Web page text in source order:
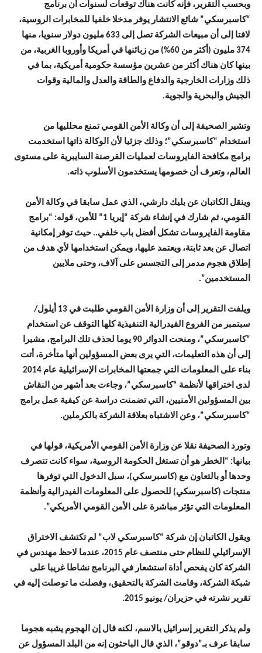
وبحسب التقرير، فإنه كانت هناك توقعات لسنوات أن برنامج
“كاسبرسكي” شائع الانتشار يوفر مدخلا خلفيا للمخابرات الروسية،
لافتا إلى أن مبيعات الشركة تصل إلى 633 مليون دولار سنويا، منها
374 مليون (أكثر من 60%) من زبائنها في أمريكا وأوروبا الغربية، من
بينها كان هناك أكثر من عشرين مؤسسة حكومية أمريكية، بما في
ذلك وزارات الخارجية والدفاع والطاقة والعدل والمالية وقوات
الجيش والبحرية والجوية.
وتشير الصحيفة إلى أن وكالة الأمن القومي تمنع محلليها من
استخدام “كاسبرسكي”؛ وذلك جزئيا لأن الوكالة ذاتها استخدمت
برامج مكافحة الفايروسات لعمليات القرصنة السايبرية على مستوى
العالم، وتعرف أن خصومها يستخدمون الأسلوب ذاته.
وينقل الكاتبان عن بليك دارشي، الذي عمل سابقا في وكالة الأمن
القومي، ثم شارك في إنشاء شركة “إيريا 1” للأمن، قوله: “برامج
مقاومة الفايروسات تشكل أفضل باب خلفي.. حيث توفر إمكانية
اتصال عن بعد ثابتة، ويعتمد عليها، ويمكن استخدامها لأي هدف من
إطلاق هجوم مدمر إلى التجسس على آلاف، وحتى ملايين
المستخدمين”.
ويلفت التقرير إلى أن وزارة الأمن القومي طلبت في 13 أيلول/
سبتمبر من الفروع الفيدرالية التنفيذية كلها التوقف عن استخدام
“كاسبرسكي”، ومنحت الدوائر 90 يوما لحذف تلك البرامج، مشيرا
إلى أن هذه التعليمات، التي يرى بعض المسؤولين أنها متأخرة، أتت
بناء على المعلومات التي جمعتها المخابرات الإسرائيلية عام 2014
لدى اختراقها لأنظمة “كاسبرسكي”، وجاءت بعد أشهر من النقاش
بين المسؤولين الأمنيين، التي تضمنت دراسة عن كيفية عمل برامج
“كاسبرسكي”، وعن الاشتباه بعلاقة الشركة بالكرملين.
وتورد الصحيفة نقلا عن وزارة الأمن القومي الأمريكية، قولها في
بيانها: “الخطر هو أن تستغل الحكومة الروسية، سواء كانت تتصرف
وحدها أو بالتعاون مع (كاسبرسكي)، سبل الدخول التي توفرها
منتجات (كاسبرسكي) للحصول على المعلومات الفيدرالية وأنظمة
المعلومات التي تؤثر مباشرة على الأمن القومي الأمريكي”.
ويقول الكاتبان إن شركة “كاسبرسكي لاب” لم تكتشف الاختراق
الإسرائيلي للنظام حتى منتصف عام 2015، عندما لاحظ مهندس في
الشركة كان يفحص أداة استشعار في البرنامج نشاطا غريبا على
شبكة الشركة، وقامت الشركة بالتحقيق، وفصلت ما توصلت إليه في
تقرير نشرته في حزيران/ يونيو 2015.
ولم يذكر التقرير إسرائيل بالاسم، لكنه قال إن الهجوم يشبه هجوما
سابقا عرف بـ”دوقو”، الذي قال الباحثون إنه من البلد المسؤول عن